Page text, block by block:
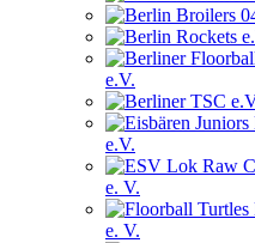
e.V.
e.V.
e. V.
e. V.